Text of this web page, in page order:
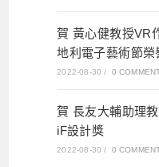
賀 黃心健教授VR
地利電子藝術節榮
2022-08-30 / 0
賀 長友大輔助理
iF設計獎
2022-08-30 / 0